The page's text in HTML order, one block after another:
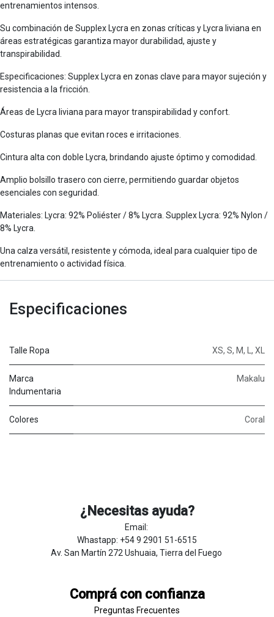
entrenamientos intensos.
Su combinación de Supplex Lycra en zonas críticas y Lycra liviana en
áreas estratégicas garantiza mayor durabilidad, ajuste y
transpirabilidad.
Especificaciones: Supplex Lycra en zonas clave para mayor sujeción y
resistencia a la fricción.
Áreas de Lycra liviana para mayor transpirabilidad y confort.
Costuras planas que evitan roces e irritaciones.
Cintura alta con doble Lycra, brindando ajuste óptimo y comodidad.
Amplio bolsillo trasero con cierre, permitiendo guardar objetos
esenciales con seguridad.
Materiales: Lycra: 92% Poliéster / 8% Lycra. Supplex Lycra: 92% Nylon /
8% Lycra.
Una calza versátil, resistente y cómoda, ideal para cualquier tipo de
entrenamiento o actividad física.
Especificaciones
Talle Ropa XS, S, M, L , XL
Marca
Indumentaria
Makalu
Colores Coral
¿Necesitas ayuda?
Email:
Whastapp: +54 9 2901 51-6515
Av. San Martín 272 Ushuaia, Tierra del Fuego
Comprá con confianza
Preguntas Frecuentes